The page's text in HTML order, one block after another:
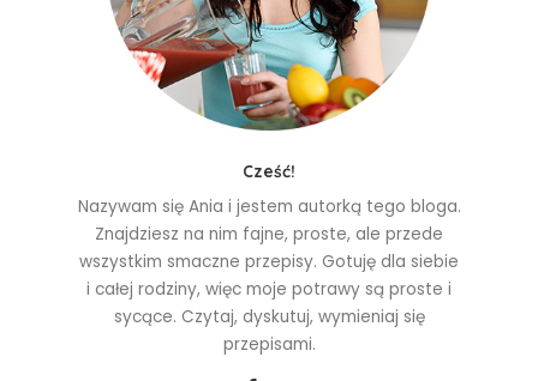
Cześć!
Nazywam się Ania i jestem autorką tego bloga.
Znajdziesz na nim fajne, proste, ale przede
wszystkim smaczne przepisy. Gotuję dla siebie
i całej rodziny, więc moje potrawy są proste i
sycące. Czytaj, dyskutuj, wymieniaj się
przepisami.